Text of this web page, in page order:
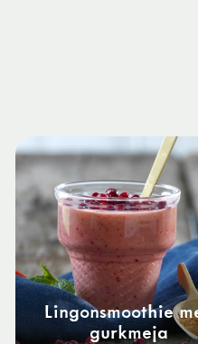
Lingonsmoothie
gurkmeja